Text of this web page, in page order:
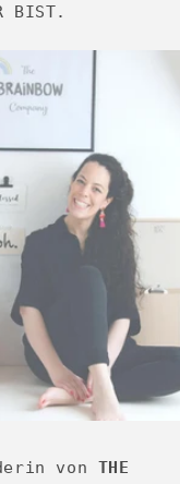
BIST.
von THE